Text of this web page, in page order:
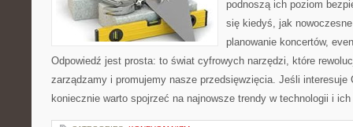
podnoszą ich poziom
się kiedyś, jak
planowanie koncertów,
Odpowiedź jest prosta: to świat cyfrowych narzędzi, które
zarządzamy i promujemy nasze przedsięwzięcia. Jeśli interesuje
koniecznie warto spojrzeć na najnowsze trendy w technologii i